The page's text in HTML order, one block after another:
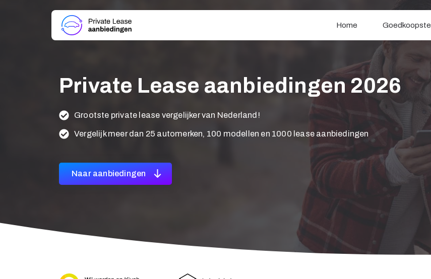
Home Goedkoopste
Private Lease aanbiedingen 2026
Grootste private lease vergelijker van Nederland!
Vergelijk meer dan 25 automerken, 100 modellen en 1000 lease aanbiedingen
Naar aanbiedingen